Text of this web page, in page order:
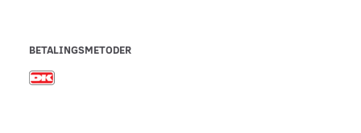
BETALINGSMETODER